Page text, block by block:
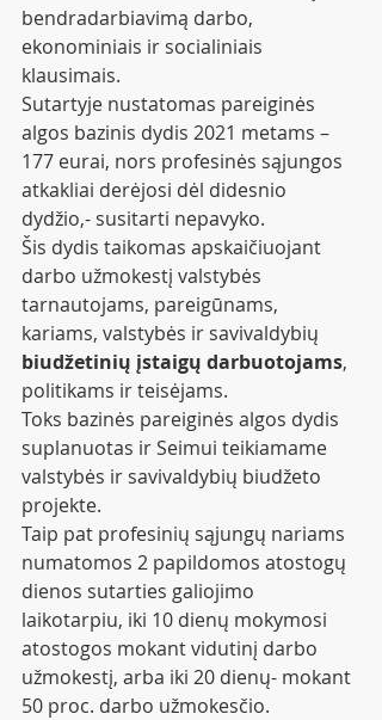
bendradarbiavimą darbo,
ekonominiais ir socialiniais
klausimais.
Sutartyje nustatomas pareiginės
algos bazinis dydis 2021 metams –
177 eurai, nors profesinės sąjungos
atkakliai derėjosi dėl didesnio
dydžio,- susitarti nepavyko.
Šis dydis taikomas apskaičiuojant
darbo užmokestį valstybės
tarnautojams, pareigūnams,
kariams, valstybės ir savivaldybių
biudžetinių įstaigų darbuotojams,
politikams ir teisėjams.
Toks bazinės pareiginės algos dydis
suplanuotas ir Seimui teikiamame
valstybės ir savivaldybių biudžeto
projekte.
Taip pat profesinių sąjungų nariams
numatomos 2 papildomos atostogų
dienos sutarties galiojimo
laikotarpiu, iki 10 dienų mokymosi
atostogos mokant vidutinį darbo
užmokestį, arba iki 20 dienų- mokant
50 proc. darbo užmokesčio.